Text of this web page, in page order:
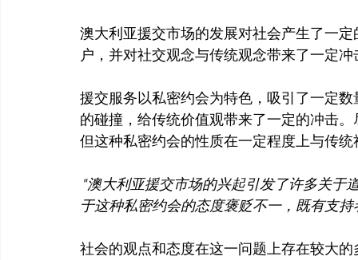
澳大利亚援交市场的发展对社会产生了一
户，并对社交观念与传统观念带来了一定冲
援交服务以私密约会为特色，吸引了一定
的碰撞，给传统价值观带来了一定的冲击
"澳大利亚援交市场的兴起引发了许多关于
于这种私密约会的态度褒贬不一，既有支
社会的观点和态度在这一问题上存在较大